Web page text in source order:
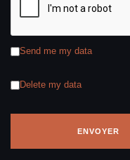
Send me my data
Delete my data